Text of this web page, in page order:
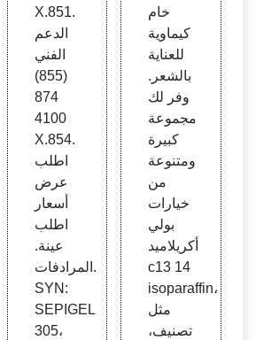
X.851.
الدعم
الفني
(855)
874
4100
X.854.
اطلب
عرض
أسعار
اطلب
عينة.
المرادفات.
SYN:
SEPIGEL
305،
خام
كيماوية
للعناية
بالشعر.
وفر لك
مجموعة
كبيرة
ومتنوعة
من
خيارات
بولي
أكريلاميد
c13 14
isoparaffin،
مثل
تصنيف،